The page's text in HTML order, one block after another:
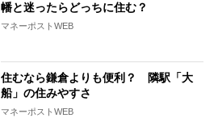
幡と迷ったらどっちに住む？
マネーポストWEB
住むなら鎌倉よりも便利？ 隣駅「大
船」の住みやすさ
マネーポストWEB